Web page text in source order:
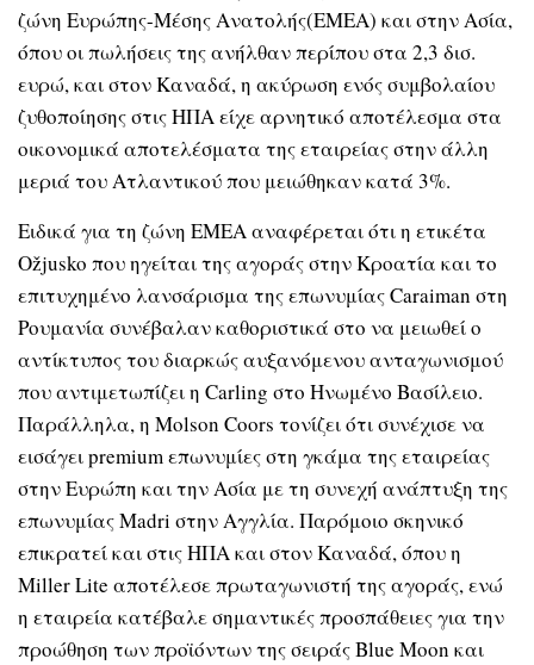
ζώνη Ευρώπης-Μέσης Ανατολής(EMEA) και στην Ασία,
όπου οι πωλήσεις της ανήλθαν περίπου στα 2,3 δισ.
ευρώ, και στον Καναδά, η ακύρωση ενός συμβολαίου
ζυθοποίησης στις ΗΠΑ είχε αρνητικό αποτέλεσμα στα
οικονομικά αποτελέσματα της εταιρείας στην άλλη
μεριά του Ατλαντικού που μειώθηκαν κατά 3%.
Ειδικά για τη ζώνη EMEA αναφέρεται ότι η ετικέτα
Ožjusko που ηγείται της αγοράς στην Κροατία και το
επιτυχημένο λανσάρισμα της επωνυμίας Caraiman στη
Ρουμανία συνέβαλαν καθοριστικά στο να μειωθεί ο
αντίκτυπος του διαρκώς αυξανόμενου ανταγωνισμού
που αντιμετωπίζει η Carling στο Ηνωμένο Βασίλειο.
Παράλληλα, η Molson Coors τονίζει ότι συνέχισε να
εισάγει premium επωνυμίες στη γκάμα της εταιρείας
στην Ευρώπη και την Ασία με τη συνεχή ανάπτυξη της
επωνυμίας Madri στην Αγγλία. Παρόμοιο σκηνικό
επικρατεί και στις ΗΠΑ και στον Καναδά, όπου η
Miller Lite αποτέλεσε πρωταγωνιστή της αγοράς, ενώ
η εταιρεία κατέβαλε σημαντικές προσπάθειες για την
προώθηση των προϊόντων της σειράς Blue Moon και